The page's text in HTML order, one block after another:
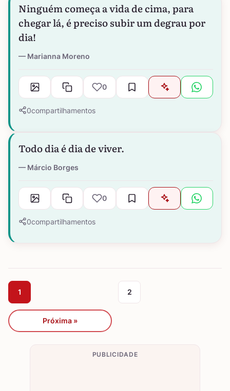
Ninguém começa a vida de cima, para
chegar lá, é preciso subir um degrau por
dia!
Marianna Moreno
0
0compartilhamentos
Todo dia é dia de viver.
Márcio Borges
0
0compartilhamentos
1 2
Próxima »
PUBLICIDADE